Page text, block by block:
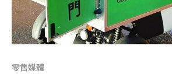
零售媒體